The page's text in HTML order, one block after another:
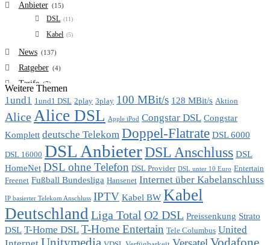
Anbieter (15)
DSL (11)
Kabel (5)
News (137)
Ratgeber (4)
Tarife (7)
VDSL (6)
Vergleich (7)
Weitere Themen
1und1 1und1 DSL 2play 3play 100 MBit/s 128 MBit/s Aktion
AliceAlice DSL Apple iPod Congstar DSL Congstar
Komplett deutsche Telekom Doppel-Flatrate DSL 6000
DSL 16000 DSL AnbieterDSL Anschluss DSL
HomeNet DSL ohne Telefon DSL Provider DSL unter 10 Euro Entertain
Freenet Fußball Bundesliga Hansenet Internet über Kabelanschluss
IP basierter Telekom Anschluss IPTV Kabel BW Kabel
Deutschland Liga Total O2 DSL Preissenkung Strato
DSL T-Home DSL T-Home Entertain Tele Columbus United